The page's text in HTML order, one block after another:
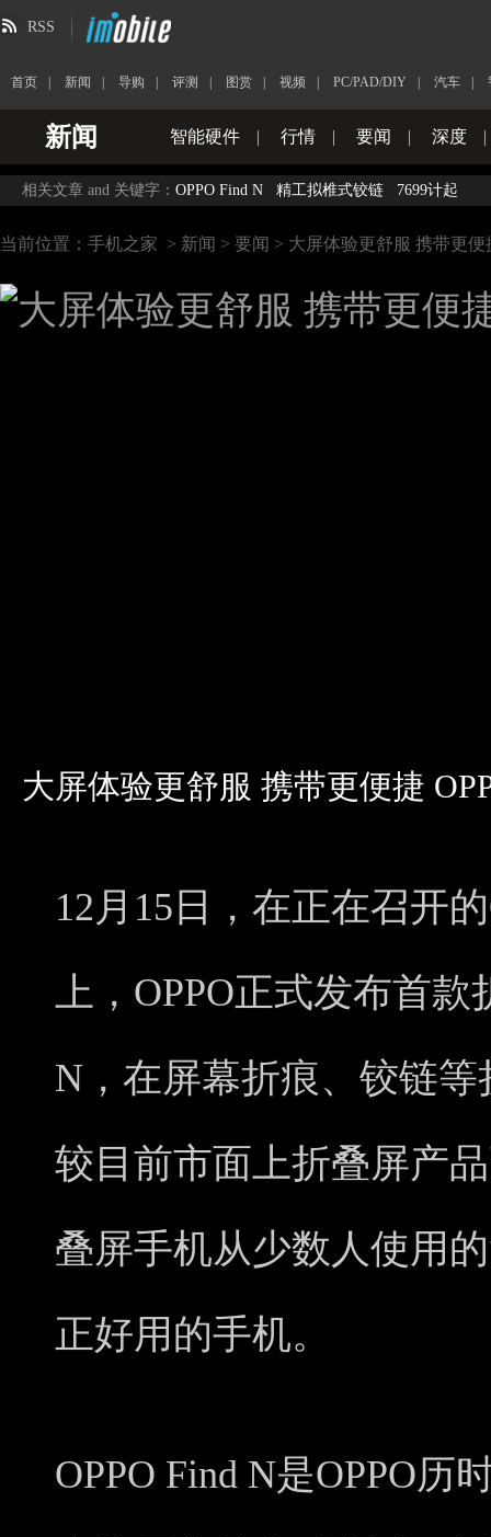
RSS
首页 新闻 导购 评测 图赏 视频 PC/PAD/DIY 汽车
新闻 智能硬件 | 行情 | 要闻 | 深度 |
相关文章 and 关键字： OPPO Find N 精工拟椎式铰链 7699计起
当前位置： 手机之家 > 新闻 > 要闻 > 大屏体验更舒服 携带更便
大屏体验更舒服 携带更便捷
12月15日，在正在召开
上，OPPO正式发布首
N，在屏幕折痕、铰链
较目前市面上折叠屏产
叠屏手机从少数人使用
正好用的手机。
OPPO Find N是OPPO